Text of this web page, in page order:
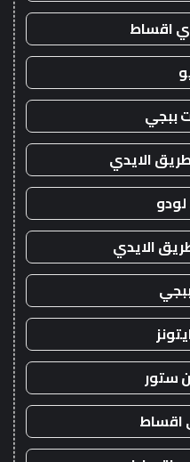
اقساط
ببجي
الايدي
الايدي
ستور
اقساط